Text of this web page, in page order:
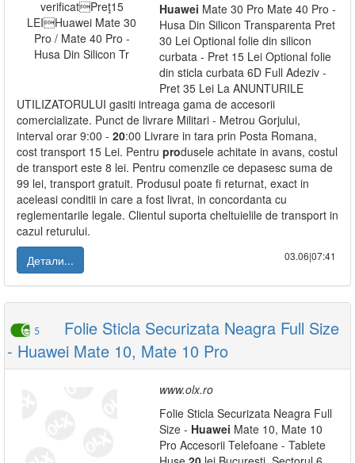
Huawei Mate 30 Pro Mate 40 Pro -
Husa Din Silicon Transparenta Pret
30 Lei Optional folie din silicon
curbata - Pret 15 Lei Optional folie
din sticla curbata 6D Full Adeziv -
Pret 35 Lei La ANUNTURILE
UTILIZATORULUI gasiti intreaga gama de accesorii
comercializate. Punct de livrare Militari - Metrou Gorjului,
interval orar 9:00 - 20:00 Livrare in tara prin Posta Romana,
cost transport 15 Lei. Pentru produsele achitate in avans, costul
de transport este 8 lei. Pentru comenzile ce depasesc suma de
99 lei, transport gratuit. Produsul poate fi returnat, exact in
aceleasi conditii in care a fost livrat, in concordanta cu
reglementarile legale. Clientul suporta cheltuielile de transport in
cazul returului.
Детали...
03.06|07:41
5
Folie Sticla Securizata Neagra Full Size
- Huawei Mate 10, Mate 10 Pro
www.olx.ro
Folie Sticla Securizata Neagra Full
Size - Huawei Mate 10, Mate 10
Pro Accesorii Telefoane - Tablete